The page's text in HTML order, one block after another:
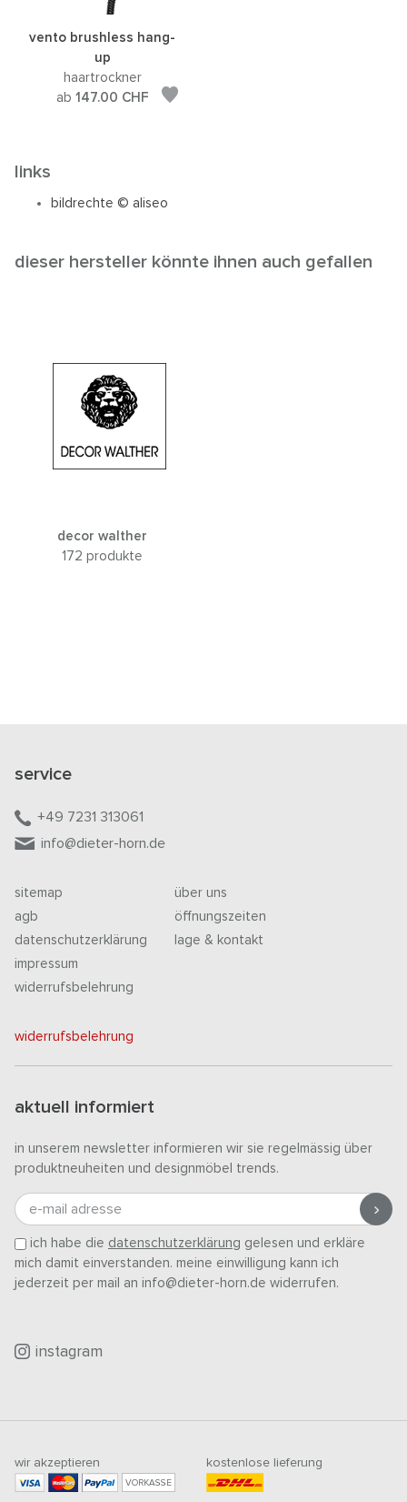
vento brushless hang-
up
haartrockner
ab 147.00 CHF
links
bildrechte © aliseo
dieser hersteller könnte ihnen auch gefallen
decor walther
172 produkte
service
+49 7231 313061
info@dieter-horn.de
sitemap
agb
datenschutzerklärung
impressum
widerrufsbelehrung
über uns
öffnungszeiten
lage & kontakt
widerrufsbelehrung
aktuell informiert
in unserem newsletter informieren wir sie regelmässig über
produktneuheiten und designmöbel trends.
e-mail adresse
ich habe die datenschutzerklärung gelesen und erkläre
mich damit einverstanden. meine einwilligung kann ich
jederzeit per mail an info@dieter-horn.de widerrufen.
instagram
wir akzeptieren
VORKASSE
kostenlose lieferung